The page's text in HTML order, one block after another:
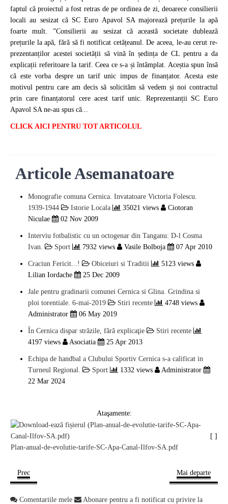
faptul că proiectul a fost retras de pe ordinea de zi, deoarece consilierii
locali au sesizat că SC Euro Apavol SA majorează prețurile la apă
foarte mult. ”Consilierii au sesizat că ­aceas­tă societate dublează
prețurile la apă, fără să fi notificat cetățeanul. De aceea, ­le-au cerut re­
prezentanților ­acestei so­cietății să vină în ședința de CL pentru a da
explicații referitoare la tarif. Ceea ce s-a și întâmplat. Aceștia spun însă
că este vorba despre un tarif unic impus de finanțator. Acesta este
motivul pentru care am decis să solicităm să vedem și noi contractul
prin care finanțatorul cere acest tarif unic. Reprezentanții SC Euro
Apavol SA ne-au spus că...
CLICK AICI PENTRU TOT ARTICOLUL
Articole Asemanatoare
Monografie comuna Cernica. Invatatoare Victoria Folescu.
1939-1944
Istorie Locala 35021 views
Ciotoran
Niculae
02 Nov 2009
Interviu fotbalistic cu un octogenar din Tanganu: D-l Cosma
Ivan.
Sport 7932 views Vasile Bolboja 07 Apr 2010
Craciun Fericit...! Obiceiuri si Traditii
5123 views
Lilian Iordache
25 Dec 2009
Jale pentru gradinarii comunei Cernica si Glina. Grindina si
ploi torentiale. 6-mai-2019
Stiri recente
4748 views
Administrator
06 May 2019
În Cernica dispar ­străzile, fără explicaţie
Stiri recente
4197 views
Asociatia 25 Apr 2013
Echipa de handbal a Clubului Sportiv Cernica s-a calificat in
Turneul Regional.
Sport 1332 views
Administrator
22 Mar 2024
Ataşamente:
Plan-anual-de-evolutie-tarife-SC-Apa-Canal-Ilfov-SA.pdf
[ ]
Prec Mai departe
Comentariile mele Abonare pentru a fi notificat cu privire la